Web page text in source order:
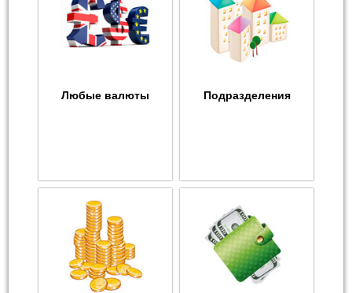
Любые валюты Подразделения